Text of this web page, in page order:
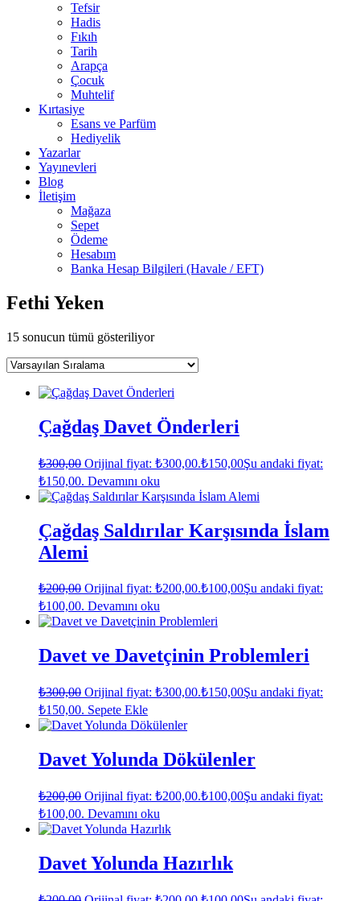
Tefsir
Hadis
Fıkıh
Tarih
Arapça
Çocuk
Muhtelif
Kırtasiye
Esans ve Parfüm
Hediyelik
Yazarlar
Yayınevleri
Blog
İletişim
Mağaza
Sepet
Ödeme
Hesabım
Banka Hesap Bilgileri (Havale / EFT)
Fethi Yeken
15 sonucun tümü gösteriliyor
Çağdaş Davet Önderleri
₺300,00 Orijinal fiyat: ₺300,00.₺150,00Şu andaki fiyat:
₺150,00. Devamını oku
Çağdaş Saldırılar Karşısında İslam
Alemi
₺200,00 Orijinal fiyat: ₺200,00.₺100,00Şu andaki fiyat:
₺100,00. Devamını oku
Davet ve Davetçinin Problemleri
₺300,00 Orijinal fiyat: ₺300,00.₺150,00Şu andaki fiyat:
₺150,00. Sepete Ekle
Davet Yolunda Dökülenler
₺200,00 Orijinal fiyat: ₺200,00.₺100,00Şu andaki fiyat:
₺100,00. Devamını oku
Davet Yolunda Hazırlık